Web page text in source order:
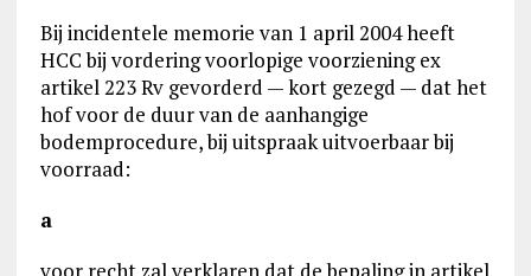
Bij incidentele memorie van 1 april 2004 heeft
HCC bij vordering voorlopige voorziening ex
artikel 223 Rv gevorderd — kort gezegd — dat het
hof voor de duur van de aanhangige
bodemprocedure, bij uitspraak uitvoerbaar bij
voorraad:
a